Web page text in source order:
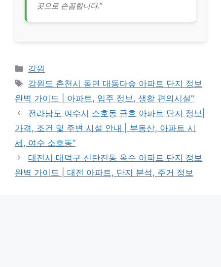
곳으로 손꼽힙니다.”
Categories
강원
Tags
강원도 춘천시 동면 대동다숲 아파트 단지 정보
완벽 가이드 | 아파트, 입주 정보, 생활 편의시설"
전라남도 여수시 소호동 금호 아파트 단지 정보|
가격, 조건 및 주변 시설 안내 | 부동산, 아파트 시
세, 여수 소호동”
대전시 대덕구 신탄진동 옥수 아파트 단지 정보
완벽 가이드 | 대전 아파트, 단지 분석, 주거 정보